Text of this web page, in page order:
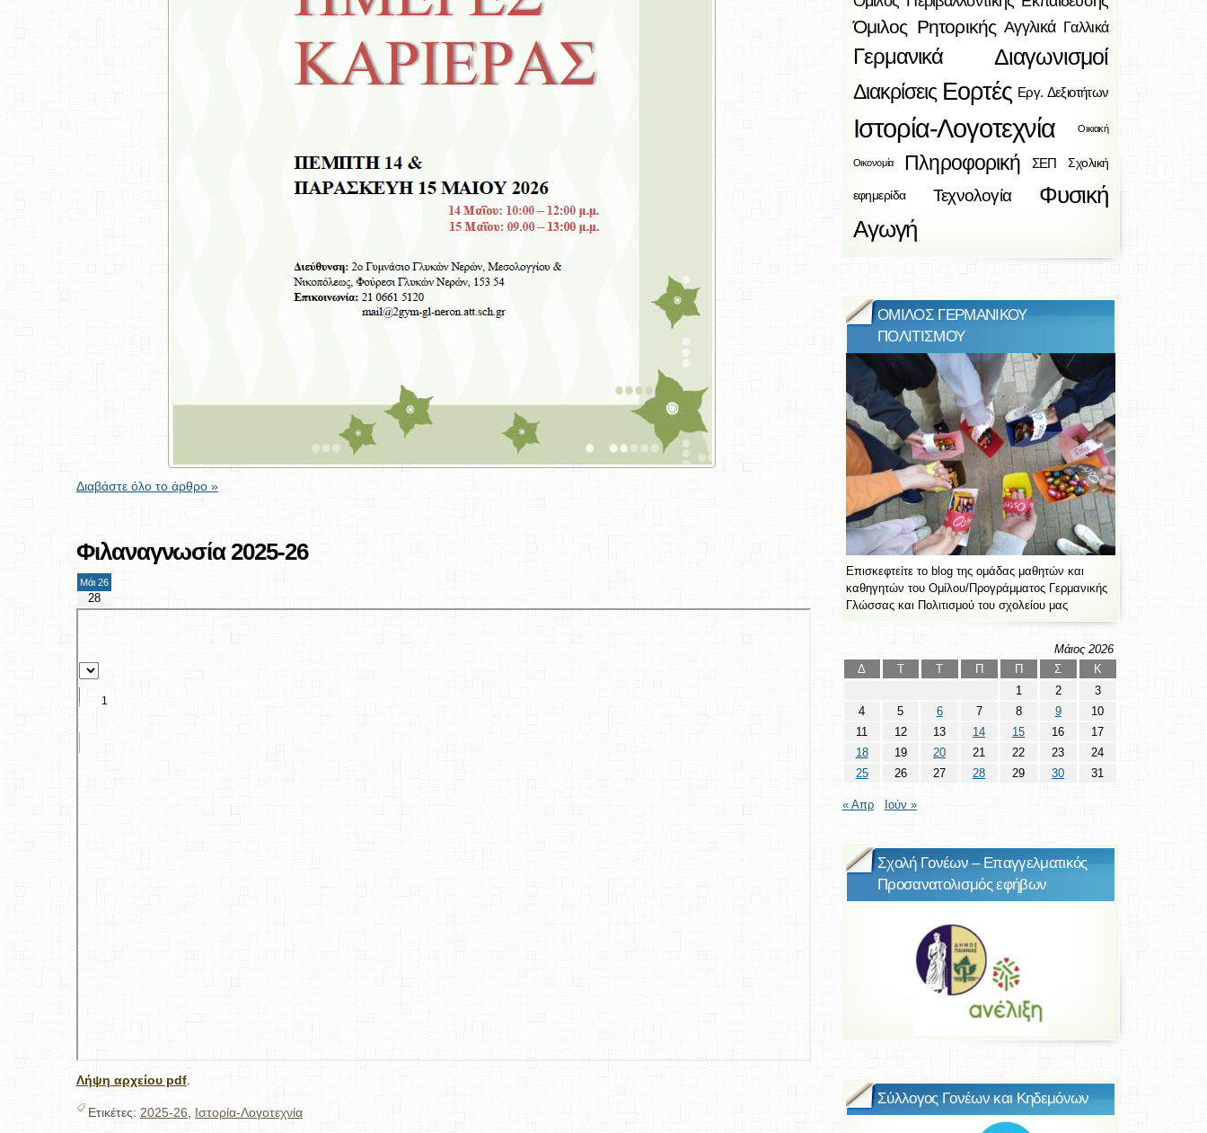
Διαβάστε όλο το άρθρο »
Φιλαναγνωσία 2025-26
Μάι 26
28
Λήψη αρχείου pdf.
Ετικέτες: 2025-26 Ιστορία-Λογοτεχνία
Όμιλος Ρητορικής Αγγλικά Γαλλικά
Γερμανικά Διαγωνισμοί
Διακρίσεις Εορτές Εργ. Δεξιοτήτων
Ιστορία-Λογοτεχνία Οικιακή
Οικονομία Πληροφορική ΣΕΠ Σχολική
εφημερίδα Τεχνολογία
Φυσική
Αγωγή
ΟΜΙΛΟΣ ΓΕΡΜΑΝΙΚΟΥ
ΠΟΛΙΤΙΣΜΟΥ
Επισκεφτείτε το blog της ομάδας μαθητών και
καθηγητών του Ομίλου/Προγράμματος Γερμανικής
Γλώσσας και Πολιτισμού του σχολείου μας
Μάιος 2026
Δ
Τ Τ Π Π Σ
Κ
1
2
3
4
5 6 7 8 9
10
11
12 13 14 15 16
17
18
19 20 21 22 23
24
25
26 27 28 29 30 31
« Απρ Ιούν »
Σχολή Γονέων – Επαγγελματικός
Προσανατολισμός εφήβων
Σύλλογος Γονέων και Κηδεμόνων